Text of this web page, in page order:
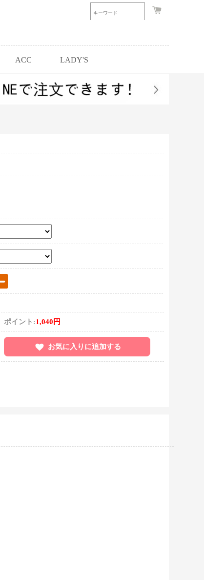
ACC LADY'S
ポイント:1,040円
お気に入りに追加する